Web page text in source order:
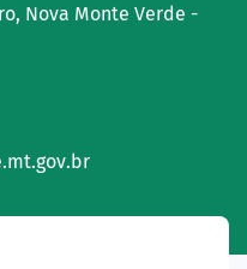
Nova Monte Verde -